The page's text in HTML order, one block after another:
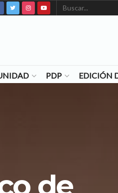
PDP EDICIÓN
de